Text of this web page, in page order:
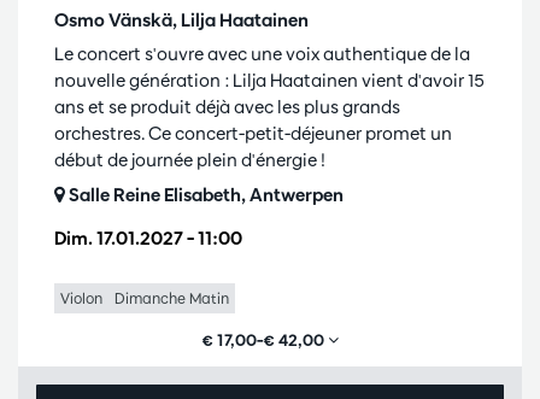
Osmo Vänskä, Lilja Haatainen
Dim. 17.01.2027– 11:00
Le concert s'ouvre avec une voix authentique de la
nouvelle génération : Lilja Haatainen vient d'avoir 15
ans et se produit déjà avec les plus grands
orchestres. Ce concert-petit-déjeuner promet un
début de journée plein d'énergie !
Salle Reine Elisabeth, Antwerpen
Violon Dimanche Matin
€ 17,00–€ 42,00